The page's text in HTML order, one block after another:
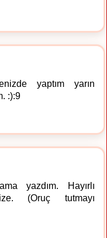
yaptım yarın
:):9
yazdım. Hayırlı
(Oruç tutmayı